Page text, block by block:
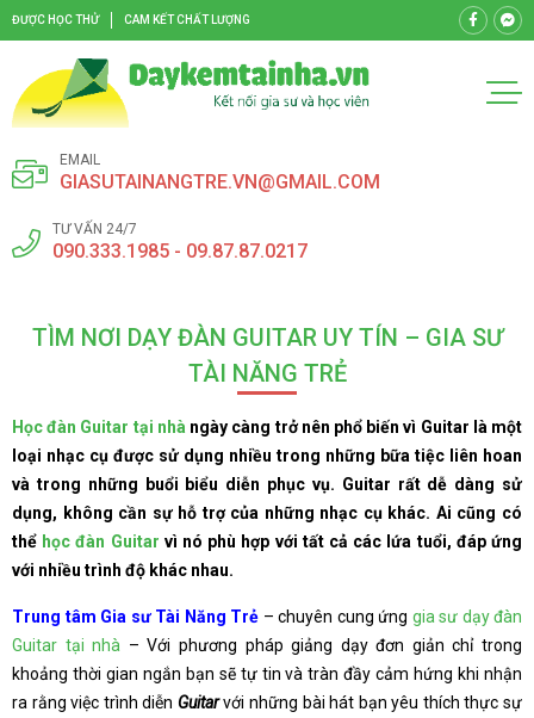
ĐƯỢC HỌC THỬ CAM KẾT CHẤT LƯỢNG
EMAIL
GIASUTAINANGTRE.VN@GMAIL.COM
TƯ VẤN 24/7
090.333.1985 - 09.87.87.0217
TÌM NƠI DẠY ĐÀN GUITAR UY TÍN – GIA SƯ
TÀI NĂNG TRẺ
Học đàn Guitar tại nhà ngày càng trở nên phổ biến vì Guitar là một
loại nhạc cụ được sử dụng nhiều trong những bữa tiệc liên hoan
và trong những buổi biểu diễn phục vụ. Guitar rất dễ dàng sử
dụng, không cần sự hỗ trợ của những nhạc cụ khác. Ai cũng có
thể học đàn Guitar vì nó phù hợp với tất cả các lứa tuổi, đáp ứng
với nhiều trình độ khác nhau.
Trung tâm Gia sư Tài Năng Trẻ – chuyên cung ứng gia sư dạy đàn
Guitar tại nhà – Với phương pháp giảng dạy đơn giản chỉ trong
khoảng thời gian ngắn bạn sẽ tự tin và tràn đầy cảm hứng khi nhận
ra rằng việc trình diễn Guitarvới những bài hát bạn yêu thích thực sự